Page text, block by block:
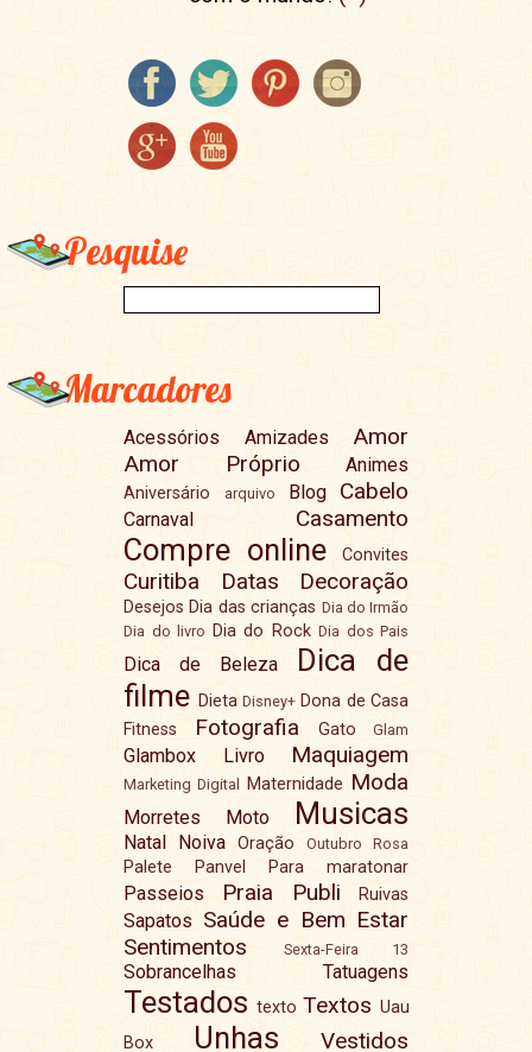
Pesquise
Marcadores
Acessórios Amizades
Amor
Amor Próprio
Animes
Aniversário arquivo Blog Cabelo
Carnaval Casamento
Compre online Convites
Curitiba Datas Decoração
Desejos Dia das crianças Dia do Irmão
Dia do livro Dia do Rock Dia dos Pais
Dica de Beleza
Dica de
filme Dieta Disney+ Dona de Casa
Fitness
Fotografia Gato Glam
Glambox Livro Maquiagem
Marketing Digital Maternidade Moda
Morretes Moto Musicas
Natal Noiva Oração Outubro Rosa
Palete Panvel Para maratonar
Passeios Praia Publi Ruivas
Sapatos Saúde e Bem Estar
Sentimentos
Sexta-Feira 13
Sobrancelhas Tatuagens
Testados texto Textos Uau
Box
Unhas Vestidos